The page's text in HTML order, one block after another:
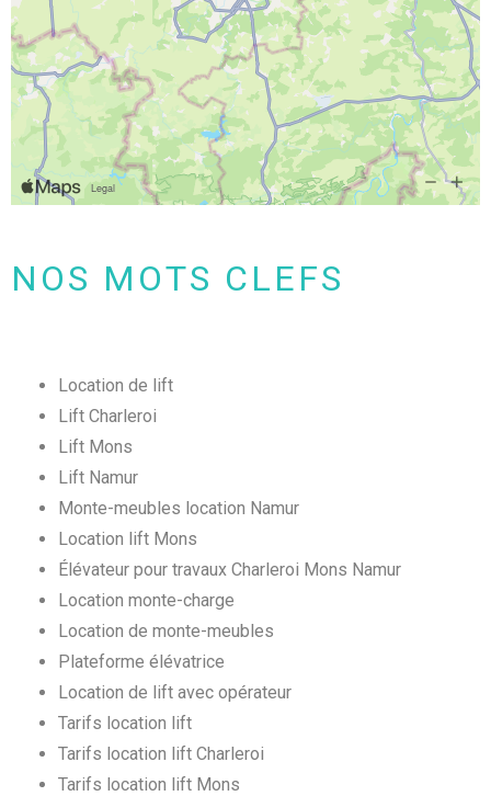
NOS MOTS CLEFS
Location de lift
Lift Charleroi
Lift Mons
Lift Namur
Monte-meubles location Namur
Location lift Mons
Élévateur pour travaux Charleroi Mons Namur
Location monte-charge
Location de monte-meubles
Plateforme élévatrice
Location de lift avec opérateur
Tarifs location lift
Tarifs location lift Charleroi
Tarifs location lift Mons